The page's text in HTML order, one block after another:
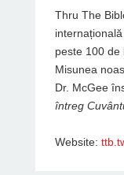
Thru The
peste 100 de
Misunea
Dr. McGee
întreg
Website: